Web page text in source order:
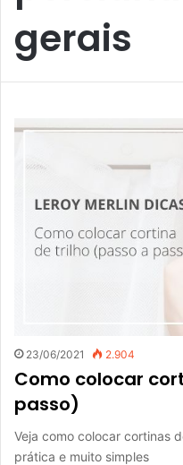
gerais
23/06/2021 2.904
Como colocar
passo)
Veja como colocar cortinas
prática e muito simples